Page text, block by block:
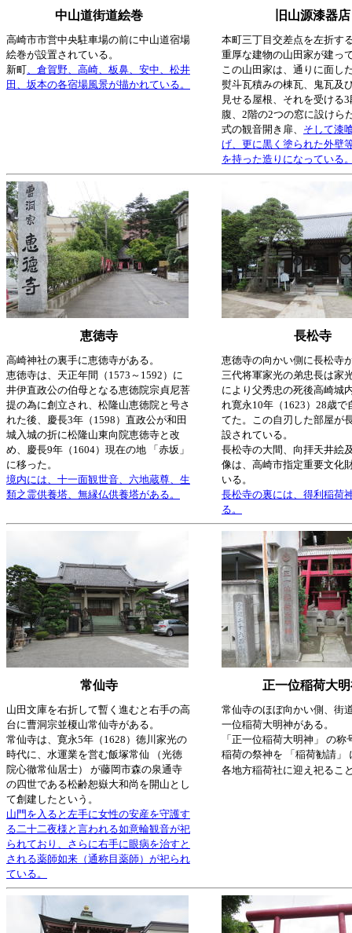
中山道街道絵巻 旧山源漆器店
高崎市市営中央駐車場の前に中山道宿場
絵巻が設置されている。
新町、倉賀野、高崎、板鼻、安中、松井
田、坂本の各宿場風景が描かれている。
本町三丁目交差点を左折す
重厚な建物の山田家が建っ
この山田家は、通りに面し
熨斗瓦積みの棟瓦、鬼瓦及
見せる屋根、それを受ける
腹、2階の2つの窓に設けら
式の観音開き扉、 そして漆
げ、更に黒く塗られた外壁
を持った造りになっている
恵徳寺 長松寺
高崎神社の裏手に恵徳寺がある。
恵徳寺は、天正年間（1573～1592）に
井伊直政公の伯母となる恵徳院宗貞尼菩
提の為に創立され、松隆山恵徳院と号さ
れた後、慶長3年（1598）直政公が和田
城入城の折に松隆山東向院恵徳寺と改
め、慶長9年（1604）現在の地 「赤坂」
に移った。
境内には、十一面観世音、六地蔵尊、生
類之霊供養塔、無縁仏供養塔がある。
恵徳寺の向かい側に長松寺
三代将軍家光の弟忠長は家
により父秀忠の死後高崎城
れ寛永10年（1623）28歳で
てた。この自刃した部屋が
設されている。
長松寺の大間、向拝天井絵
像は、高崎市指定重要文化
いる。
長松寺の裏には、得利稲荷
る。
常仙寺 正一位稲荷大
山田文庫を右折して暫く進むと右手の高
台に曹洞宗並榎山常仙寺がある。
常仙寺は、寛永5年（1628）徳川家光の
時代に、水運業を営む飯塚常仙 （光徳
院心徹常仙居士） が藤岡市森の泉通寺
の四世である松齢恕嶽大和尚を開山とし
て創建したという。
山門を入ると左手に女性の安産を守護す
る二十二夜様と言われる如意輪観音が祀
られており、さらに右手に眼病を治すと
される薬師如来（通称目薬師）が祀られ
ている。
常仙寺のほぼ向かい側、街
一位稲荷大明神がある。
「正一位稲荷大明神」 の称
稲荷の祭神を 「稲荷勧請」
各地方稲荷社に迎え祀るこ